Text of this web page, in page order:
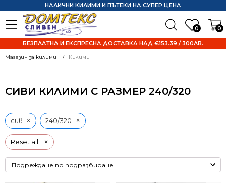
0 0
НАЛИЧНИ КИЛИМИ И ПЪТЕКИ НА СУПЕР ЦЕНА
БЕЗПЛАТНА И ЕКСПРЕСНА ДОСТАВКА НАД €153.39 / 300ЛВ.
Магазин за килими Килими
СИВИ КИЛИМИ С РАЗМЕР 240/320
Reset all ×
сив × 240/320 ×